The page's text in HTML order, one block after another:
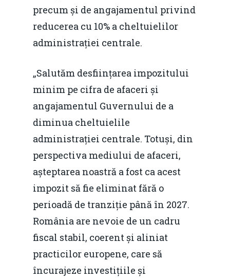
precum și de angajamentul privind
reducerea cu 10% a cheltuielilor
administrației centrale.
„Salutăm desființarea impozitului
minim pe cifra de afaceri și
angajamentul Guvernului de a
diminua cheltuielile
administrației centrale. Totuși, din
perspectiva mediului de afaceri,
așteptarea noastră a fost ca acest
impozit să fie eliminat fără o
perioadă de tranziție până în 2027.
România are nevoie de un cadru
fiscal stabil, coerent și aliniat
practicilor europene, care să
încurajeze investițiile și